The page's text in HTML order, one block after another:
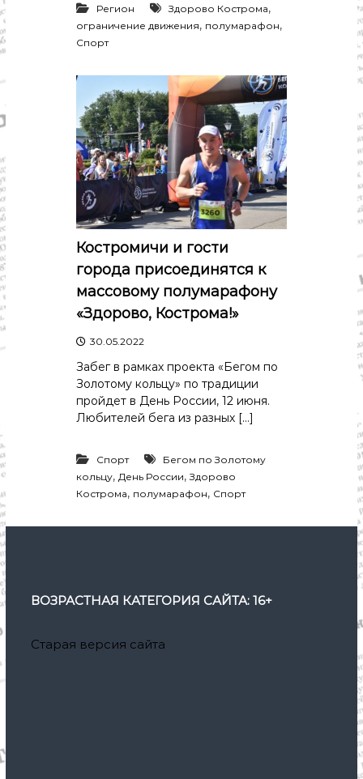
к
о
и
к
,
у
л
ь
т
у
р
а
с
п
р
Регион Здорово Кострома,
ограничение движения, полумарафон,
Спорт
Костромичи и гости
города присоединятся к
массовому полумарафону
«Здорово, Кострома!»
30.05.2022
Забег в рамках проекта «Бегом по
Золотому кольцу» по традиции
пройдет в День России, 12 июня.
Любителей бега из разных […]
Спорт
Бегом по Золотому
кольцу, День России,Здорово
Кострома, полумарафон, Спорт
ВОЗРАСТНАЯ КАТЕГОРИЯ САЙТА: 16+
Старая версия сайта